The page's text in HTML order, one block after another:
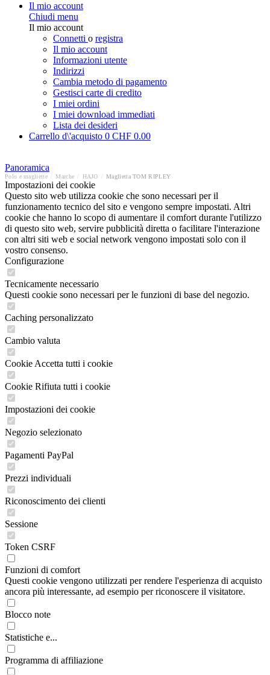
Il mio account
Chiudi menu
Il mio account
Connetti o registra
Il mio account
Informazioni utente
Indirizzi
Cambia metodo di pagamento
Gestisci carte di credito
I miei ordini
I miei download immediati
Lista dei desideri
Carrello d\'acquisto 0 CHF 0.00
Panoramica
Polo e magliette Marche HAJO Maglietta TOM RIPLEY
Impostazioni dei cookie
Questo sito web utilizza cookie che sono necessari per il
funzionamento tecnico del sito e vengono sempre impostati. Altri
cookie che hanno lo scopo di aumentare il comfort durante l'utilizzo
di questo sito web, servire pubblicità diretta o facilitare l'interazione
con altri siti web e social network vengono impostati solo con il
vostro consenso.
Configurazione
Tecnicamente necessario
Questi cookie sono necessari per le funzioni di base del negozio.
Caching personalizzato
Cambio valuta
Cookie Accetta tutti i cookie
Cookie Rifiuta tutti i cookie
Impostazioni dei cookie
Negozio selezionato
Pagamenti PayPal
Prezzi individuali
Riconoscimento dei clienti
Sessione
Token CSRF
Funzioni di comfort
Questi cookie vengono utilizzati per rendere l'esperienza di acquisto
ancora più interessante, ad esempio per riconoscere il visitatore.
Blocco note
Statistiche e...
Programma di affiliazione